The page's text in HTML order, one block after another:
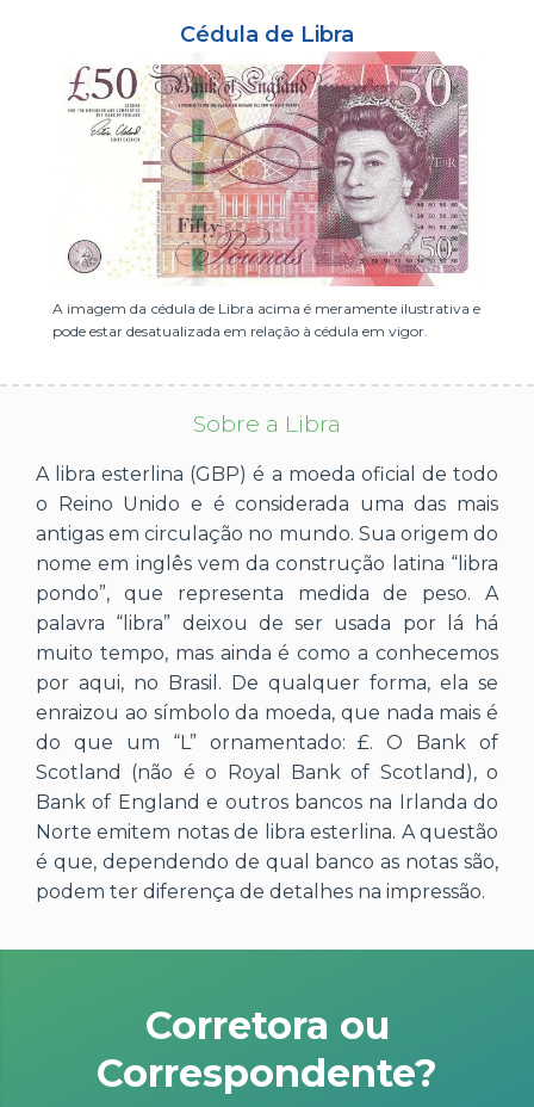
CADASTRE-SE
Cédula de Libra
A imagem da cédula de Libra acima é meramente ilustrativa e
pode estar desatualizada em relação à cédula em vigor.
Sobre a Libra
A libra esterlina (GBP) é a moeda oficial de todo
o Reino Unido e é considerada uma das mais
antigas em circulação no mundo. Sua origem do
nome em inglês vem da construção latina “libra
pondo”, que representa medida de peso. A
palavra “libra” deixou de ser usada por lá há
muito tempo, mas ainda é como a conhecemos
por aqui, no Brasil. De qualquer forma, ela se
enraizou ao símbolo da moeda, que nada mais é
do que um “L” ornamentado: £. O Bank of
Scotland (não é o Royal Bank of Scotland), o
Bank of England e outros bancos na Irlanda do
Norte emitem notas de libra esterlina. A questão
é que, dependendo de qual banco as notas são,
podem ter diferença de detalhes na impressão.
Corretora ou
Correspondente?